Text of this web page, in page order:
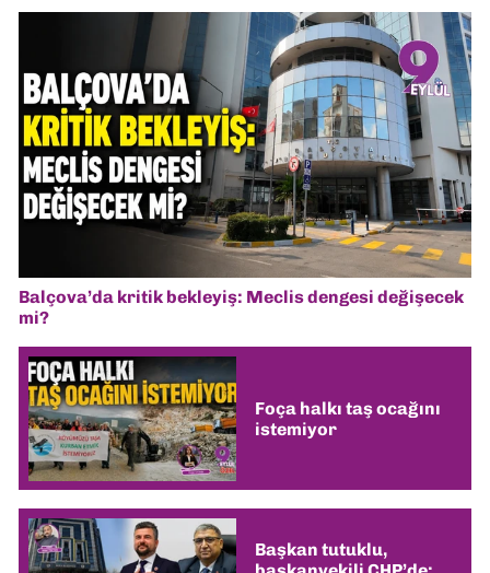
Balçova’da kritik bekleyiş: Meclis dengesi değişecek
mi?
Foça halkı taş ocağını
istemiyor
Başkan tutuklu,